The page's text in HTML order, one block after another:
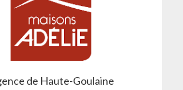
de Haute-Goulaine